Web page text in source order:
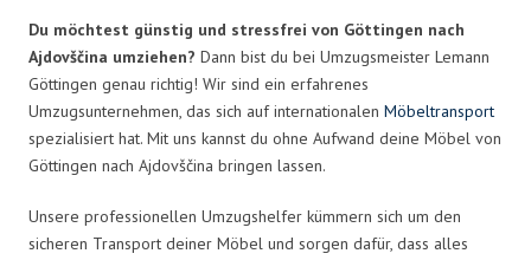
Du möchtest günstig und stressfrei von Göttingen nach
Ajdovščina umziehen? Dann bist du bei Umzugsmeister Lemann
Göttingen genau richtig! Wir sind ein erfahrenes
Umzugsunternehmen, das sich auf internationalen Möbeltransport
spezialisiert hat. Mit uns kannst du ohne Aufwand deine Möbel von
Göttingen nach Ajdovščina bringen lassen.
Unsere professionellen Umzugshelfer kümmern sich um den
sicheren Transport deiner Möbel und sorgen dafür, dass alles